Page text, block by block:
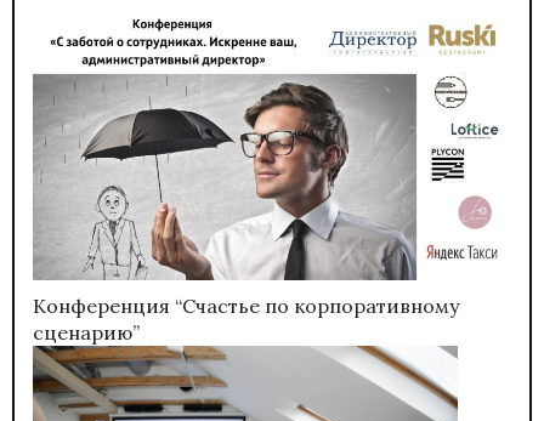
Конференция “Счастье по корпоративному
сценарию”